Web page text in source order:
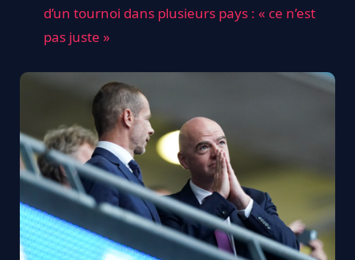
d’un tournoi dans plusieurs pays : « ce n’est
pas juste »